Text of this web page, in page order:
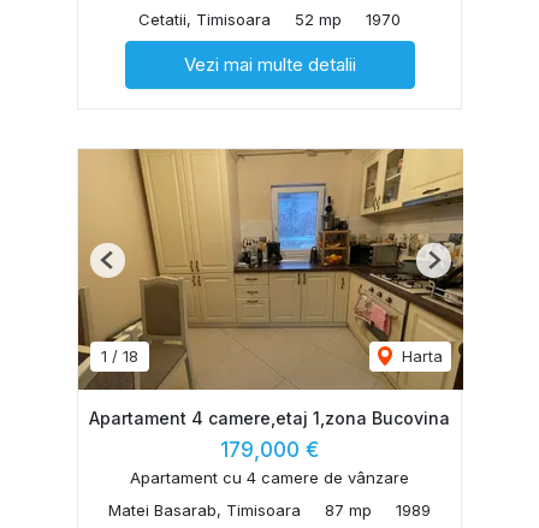
Cetatii, Timisoara
52 mp 1970
Vezi mai multe detalii
1 / 18 Harta
Previous Next
Apartament 4 camere,etaj 1,zona Bucovina
179,000 €
Apartament cu 4 camere de vânzare
Matei Basarab, Timisoara
87 mp 1989